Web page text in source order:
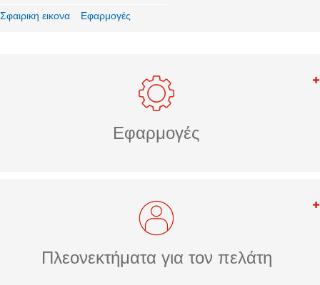
Σφαιρικη εικονα Εφαρμογές
Εφαρμογές
Πλεονεκτήματα για τον πελάτη